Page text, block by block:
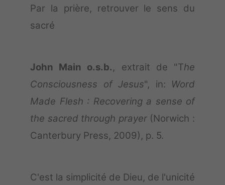
Par la prière, retrouver le sens du
sacré
John Main o.s.b., extrait de "The
Consciousness of Jesus", in: Word
Made Flesh : Recovering a sense of
the sacred through prayer(Norwich :
Canterbury Press, 2009), p. 5.
C'est la simplicité de Dieu, de l'unicité